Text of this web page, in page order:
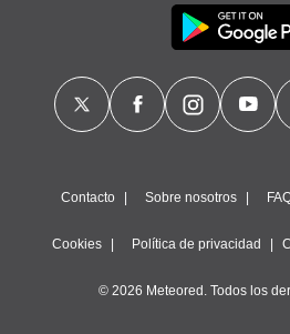
Contacto Sobre nosotros
Cookies Política de privacidad
© 2026 Meteored. Todos los